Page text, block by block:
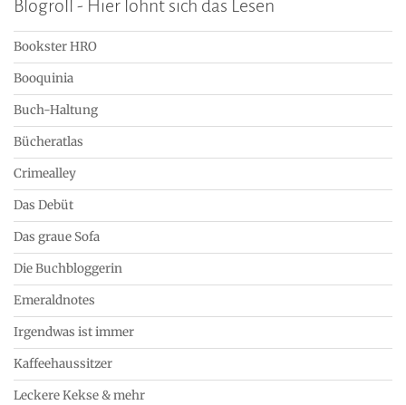
Blogroll - Hier lohnt sich das Lesen
Bookster HRO
Booquinia
Buch-Haltung
Bücheratlas
Crimealley
Das Debüt
Das graue Sofa
Die Buchbloggerin
Emeraldnotes
Irgendwas ist immer
Kaffeehaussitzer
Leckere Kekse & mehr